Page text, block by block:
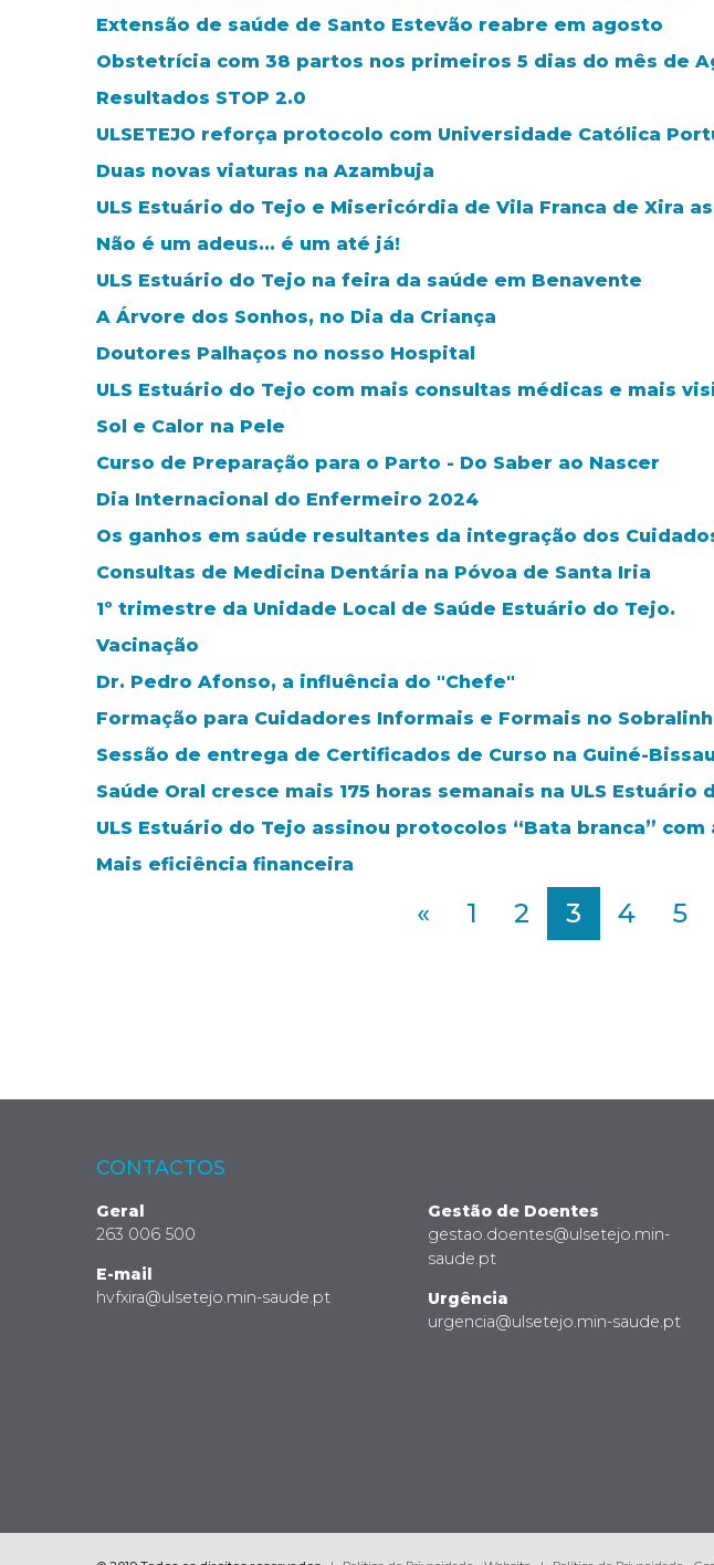
Extensão de saúde de Santo Estevão reabre em agosto
Obstetrícia com 38 partos nos primeiros 5 dias do mês de
Resultados STOP 2.0
ULSETEJO reforça protocolo com Universidade Católica
Duas novas viaturas na Azambuja
ULS Estuário do Tejo e Misericórdia de Vila Franca de Xira
Não é um adeus... é um até já!
ULS Estuário do Tejo na feira da saúde em Benavente
A Árvore dos Sonhos, no Dia da Criança
Doutores Palhaços no nosso Hospital
ULS Estuário do Tejo com mais consultas médicas e mais
Sol e Calor na Pele
Curso de Preparação para o Parto - Do Saber ao Nascer
Dia Internacional do Enfermeiro 2024
Os ganhos em saúde resultantes da integração dos
Consultas de Medicina Dentária na Póvoa de Santa Iria
1º trimestre da Unidade Local de Saúde Estuário do Tejo.
Vacinação
Dr. Pedro Afonso, a influência do "Chefe"
Formação para Cuidadores Informais e Formais no
Sessão de entrega de Certificados de Curso na Guiné-Bissau
Saúde Oral cresce mais 175 horas semanais na ULS Estuário
ULS Estuário do Tejo assinou protocolos “Bata branca”
Mais eficiência financeira
« 1 2 3 4 5
CONTACTOS
Geral
263 006 500
E-mail
hvfxira@ulsetejo.min-saude.pt
Gestão de Doentes
gestao.doentes@ulsetejo.min-
saude.pt
Urgência
urgencia@ulsetejo.min-saude.pt